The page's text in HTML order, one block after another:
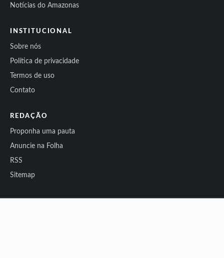
Notícias do Amazonas
INSTITUCIONAL
Sobre nós
Política de privacidade
Termos de uso
Contato
REDAÇÃO
Proponha uma pauta
Anuncie na Folha
RSS
Sitemap